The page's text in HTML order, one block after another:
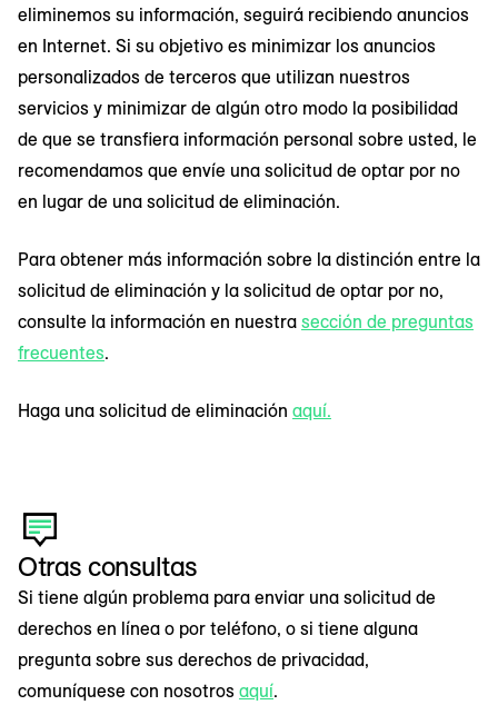
eliminemos su información, seguirá recibiendo anuncios
en Internet. Si su objetivo es minimizar los anuncios
personalizados de terceros que utilizan nuestros
servicios y minimizar de algún otro modo la posibilidad
de que se transfiera información personal sobre usted, le
recomendamos que envíe una solicitud de optar por no
en lugar de una solicitud de eliminación.
Para obtener más información sobre la distinción entre la
solicitud de eliminación y la solicitud de optar por no,
consulte la información en nuestra sección de preguntas
frecuentes.
Haga una solicitud de eliminación aquí.
Otras consultas
Si tiene algún problema para enviar una solicitud de
derechos en línea o por teléfono, o si tiene alguna
pregunta sobre sus derechos de privacidad,
comuníquese con nosotros aquí.